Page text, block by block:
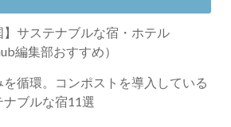
】サステナブルな宿・ホテル
編集部おすすめ）
を循環。コンポストを導入している
ナブルな宿11選